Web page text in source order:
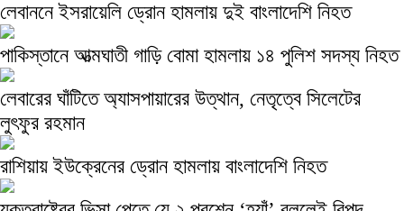
লেবাননে ইসরায়েলি ড্রোন হামলায় দুই বাংলাদেশি নিহত
পাকিস্তানে আত্মঘাতী গাড়ি বোমা হামলায় ১৪ পুলিশ সদস্য নিহত
লেবারের ঘাঁটিতে অ্যাসপায়ারের উত্থান, নেতৃত্বে সিলেটের
লুৎফুর রহমান
রাশিয়ায় ইউক্রেনের ড্রোন হামলায় বাংলাদেশি নিহত